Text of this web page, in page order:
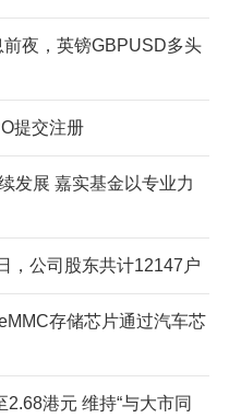
前夜，英镑GBPUSD多头
提交注册
发展 嘉实基金以专业力
，公司股东共计12147户
存储芯片通过汽车芯
港元 维持“与大市同